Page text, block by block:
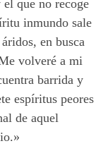
que no recoge
inmundo sale
en busca
volveré a mi
barrida y
espíritus peores
de aquel